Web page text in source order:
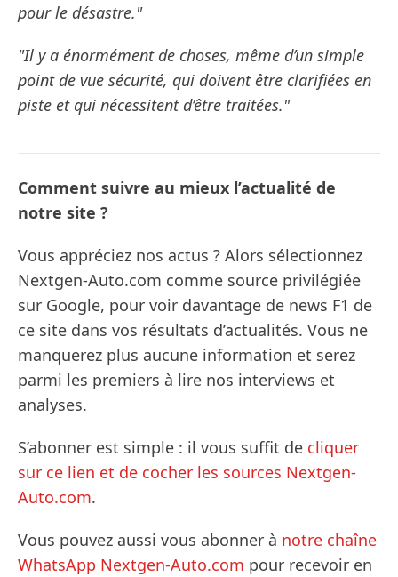
pour le désastre."
"Il y a énormément de choses, même d’un simple
point de vue sécurité, qui doivent être clarifiées en
piste et qui nécessitent d’être traitées."
Comment suivre au mieux l’actualité de
notre site ?
Vous appréciez nos actus ? Alors sélectionnez
Nextgen-Auto.com comme source privilégiée
sur Google, pour voir davantage de news F1 de
ce site dans vos résultats d’actualités. Vous ne
manquerez plus aucune information et serez
parmi les premiers à lire nos interviews et
analyses.
S’abonner est simple : il vous suffit de cliquer
sur ce lien et de cocher les sources Nextgen-
Auto.com.
Vous pouvez aussi vous abonner à notre chaîne
WhatsApp Nextgen-Auto.com pour recevoir en